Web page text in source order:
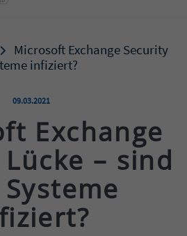
Microsoft Exchange Security
infiziert?
Veröffentlicht am:
09.03.2021
Exchange
– sind